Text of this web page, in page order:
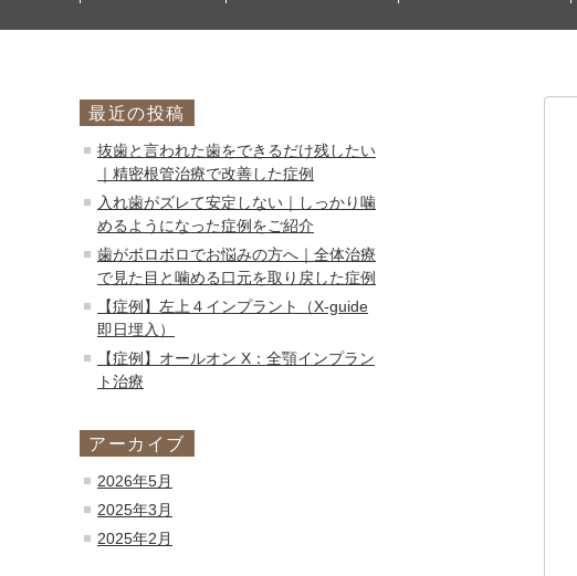
最近の投稿
抜歯と言われた歯をできるだけ残したい
｜精密根管治療で改善した症例
入れ歯がズレて安定しない｜しっかり噛
めるようになった症例をご紹介
歯がボロボロでお悩みの方へ｜全体治療
で見た目と噛める口元を取り戻した症例
【症例】左上４インプラント（X-guide
即日埋入）
【症例】オールオン X：全顎インプラン
ト治療
アーカイブ
2026年5月
2025年3月
2025年2月